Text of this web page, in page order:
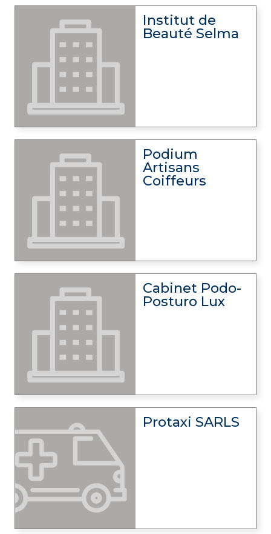
Institut de
Beauté Selma
Podium
Artisans
Coiffeurs
Cabinet Podo-
Posturo Lux
Protaxi SARLS